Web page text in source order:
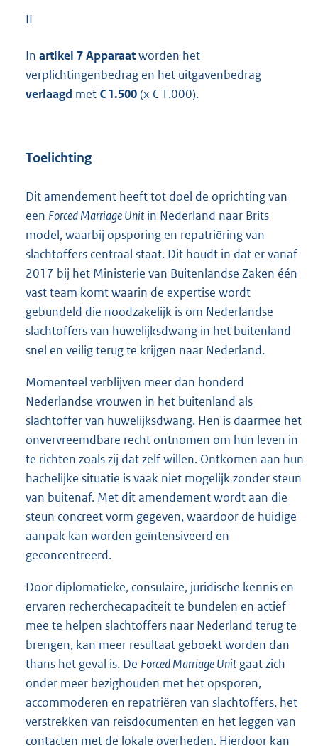
II
In artikel 7 Apparaatworden het
verplichtingenbedrag en het uitgavenbedrag
verlaagd met€ 1.500(x € 1.000).
Toelichting
Dit amendement heeft tot doel de oprichting van
een Forced Marriage Unit in Nederland naar Brits
model, waarbij opsporing en repatriëring van
slachtoffers centraal staat. Dit houdt in dat er vanaf
2017 bij het Ministerie van Buitenlandse Zaken één
vast team komt waarin de expertise wordt
gebundeld die noodzakelijk is om Nederlandse
slachtoffers van huwelijksdwang in het buitenland
snel en veilig terug te krijgen naar Nederland.
Momenteel verblijven meer dan honderd
Nederlandse vrouwen in het buitenland als
slachtoffer van huwelijksdwang. Hen is daarmee het
onvervreemdbare recht ontnomen om hun leven in
te richten zoals zij dat zelf willen. Ontkomen aan hun
hachelijke situatie is vaak niet mogelijk zonder steun
van buitenaf. Met dit amendement wordt aan die
steun concreet vorm gegeven, waardoor de huidige
aanpak kan worden geïntensiveerd en
geconcentreerd.
Door diplomatieke, consulaire, juridische kennis en
ervaren recherchecapaciteit te bundelen en actief
mee te helpen slachtoffers naar Nederland terug te
brengen, kan meer resultaat geboekt worden dan
thans het geval is. De Forced Marriage Unit gaat zich
onder meer bezighouden met het opsporen,
accommoderen en repatriëren van slachtoffers, het
verstrekken van reisdocumenten en het leggen van
contacten met de lokale overheden. Hierdoor kan